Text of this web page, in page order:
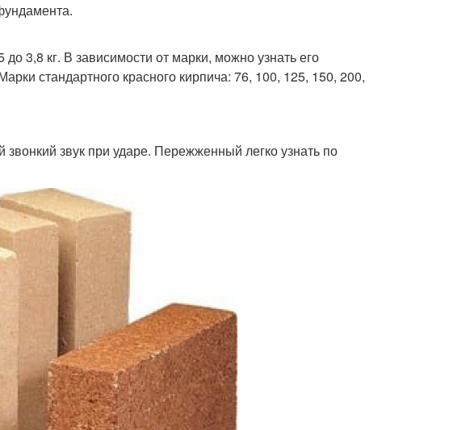
до 3,8 кг. В зависимости от марки, можно узнать его
стандартного красного кирпича: 76, 100, 125, 150, 200,
звук при ударе. Пережженный легко узнать по